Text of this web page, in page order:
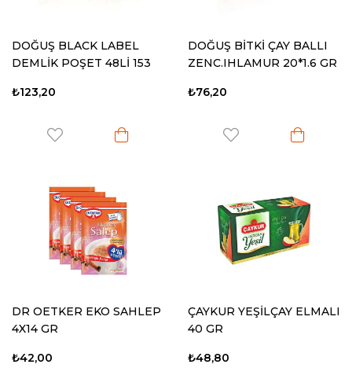
DOĞUŞ BLACK LABEL
DEMLİK POŞET 48Lİ 153
₺123,20
DOĞUŞ BİTKİ ÇAY BALLI
ZENC.IHLAMUR 20*1.6 GR
₺76,20
DR OETKER EKO SAHLEP
4X14 GR
₺42,00
ÇAYKUR YEŞİLÇAY ELMALI
40 GR
₺48,80